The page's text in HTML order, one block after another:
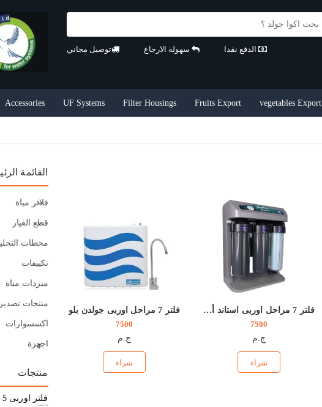
توصيل مجاني سهولة الارجاع الدفع نقدا
Accessories UF Systems Filter Housings Fruits Export vegetables Export
فلتر 7 مراحل اوربى جولدن بلو
7500
ج.م
شراء
فلتر 7 مراحل اوربى استاند ألمانى الصنع ELITE
7500
ج.م
شراء
القائمة
فلاتر مياة
قطع الغيار
محطات
تكييفات
مبردات مياة
منتجات تصدير
اكسسوارات
اجهزة
منتجات
فلتر اوربى 5 مراحل EXCITO
19/04/2026
—
—